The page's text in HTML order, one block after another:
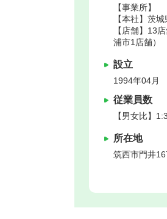
【事業所】
【本社】茨
【店舗】13
浦市1店舗）
設立
1994年04月
従業員数
【男女比】
所在地
筑西市門井